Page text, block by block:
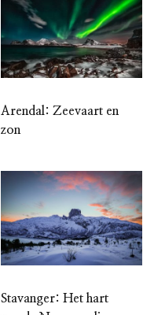
Arendal: Zeevaart en
zon
Stavanger: Het hart